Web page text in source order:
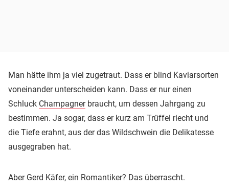
Man hätte ihm ja viel zugetraut. Dass er blind Kaviarsorten
voneinander unterscheiden kann. Dass er nur einen
Schluck Champagnerbraucht, um dessen Jahrgang zu
bestimmen. Ja sogar, dass er kurz am Trüffel riecht und
die Tiefe erahnt, aus der das Wildschwein die Delikatesse
ausgegraben hat.
Aber Gerd Käfer, ein Romantiker? Das überrascht.